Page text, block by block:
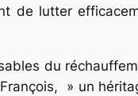
de lutter
du
» un